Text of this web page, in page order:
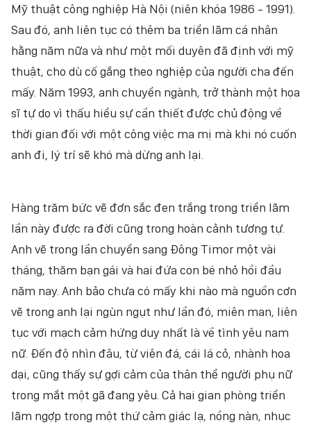
Mỹ thuật công nghiệp Hà Nội (niên khóa 1986 - 1991).
Sau đó, anh liên tục có thêm ba triển lãm cá nhân
hằng năm nữa và như một mối duyên đã định với mỹ
thuật, cho dù cố gắng theo nghiệp của người cha đến
mấy. Năm 1993, anh chuyển ngành, trở thành một họa
sĩ tự do vì thấu hiểu sự cần thiết được chủ động về
thời gian đối với một công việc ma mị mà khi nó cuốn
anh đi, lý trí sẽ khó mà dừng anh lại.
Hàng trăm bức vẽ đơn sắc đen trắng trong triển lãm
lần này được ra đời cũng trong hoàn cảnh tương tự.
Anh vẽ trong lần chuyển sang Đông Timor một vài
tháng, thăm bạn gái và hai đứa con bé nhỏ hồi đầu
năm nay. Anh bảo chưa có mấy khi nào mà nguồn cơn
vẽ trong anh lại ngùn ngụt như lần đó, miên man, liên
tục với mạch cảm hứng duy nhất là về tình yêu nam
nữ. Đến độ nhìn đâu, từ viên đá, cái lá cỏ, nhành hoa
dại, cũng thấy sự gợi cảm của thân thể người phụ nữ
trong mắt một gã đang yêu. Cả hai gian phòng triển
lãm ngợp trong một thứ cảm giác lạ, nồng nàn, nhục